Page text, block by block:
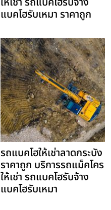
แบคโฮรับเหมา ราคาถูก
รถแบคโฮให้เช่าลาดกระบัง
ราคาถูก บริการรถแม็คโคร
ให้เช่า รถแบคโฮรับจ้าง
แบคโฮรับเหมา